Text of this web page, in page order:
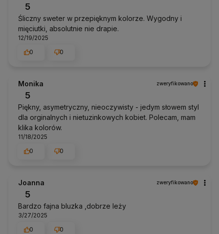
5
Śliczny sweter w przepięknym kolorze. Wygodny i
mięciutki, absolutnie nie drapie.
12/19/2025
0
0
Monika zweryfikowano
5
Piękny, asymetryczny, nieoczywisty - jedym słowem styl
dla orginalnych i nietuzinkowych kobiet. Polecam, mam
klika kolorów.
11/18/2025
0
0
Joanna zweryfikowano
5
Bardzo fajna bluzka ,dobrze leży
3/27/2025
0
0